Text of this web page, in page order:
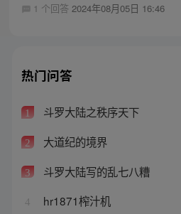
1 个回答 2024年08月05日 16:46
热门问答
1 斗罗大陆之秩序天下
2 大道纪的境界
3 斗罗大陆写的乱七八糟
4 hr1871榨汁机